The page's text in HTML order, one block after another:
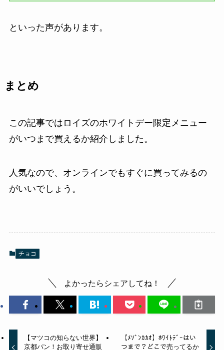
といった声があります。
まとめ
この記事ではロイズのホワイトデー限定メニュー
がいつまで買えるか紹介しました。
人気なので、オンラインでもすぐに買ってみるの
がいいでしょう。
チョコ
よかったらシェアしてね！
【マツコの知らない世界】
京都パン！お取り寄せ通販
【ﾒｿﾞﾝｶｶｵ】ﾎﾜｲﾄﾃﾞｰはい
つまで？どこで売ってるか